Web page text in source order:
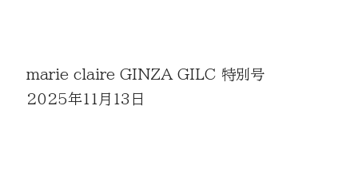
marie claire GINZA GILC 特別号
2025年11月13日